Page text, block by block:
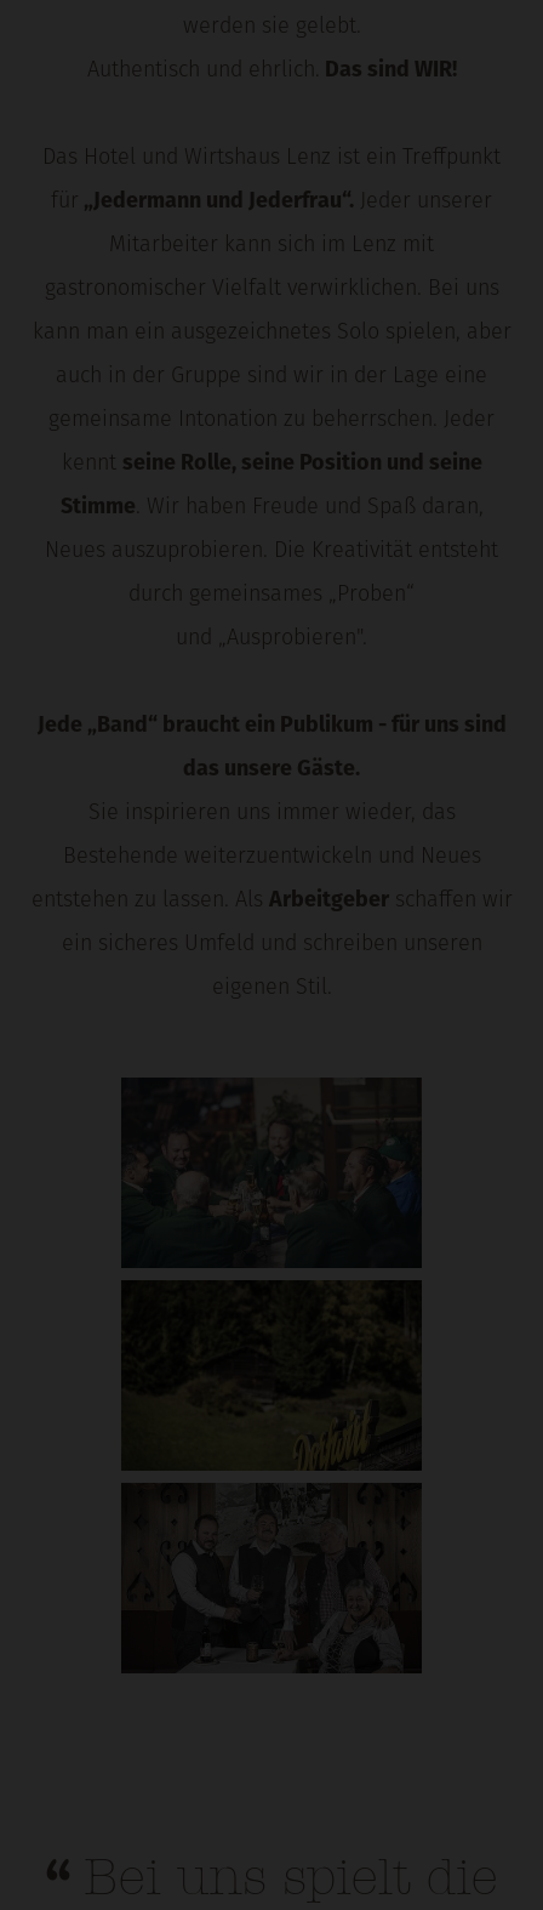
werden sie gelebt.
Authentisch und ehrlich.
Das sind WIR!
Das Hotel und Wirtshaus Lenz ist ein Treffpunkt
für „Jedermann und Jederfrau“. Jeder unserer
Mitarbeiter kann sich im Lenz mit
gastronomischer Vielfalt verwirklichen. Bei uns
kann man ein ausgezeichnetes Solo spielen, aber
auch in der Gruppe sind wir in der Lage eine
gemeinsame Intonation zu beherrschen. Jeder
kennt seine Rolle, seine Position und seine
Stimme . Wir haben Freude und Spaß daran,
Neues auszuprobieren. Die Kreativität entsteht
durch gemeinsames „Proben“
und „Ausprobieren".
Jede „Band“ braucht ein Publikum - für uns sind
das unsere Gäste.
Sie inspirieren uns immer wieder, das
Bestehende weiterzuentwickeln und Neues
entstehen zu lassen. Als Arbeitgeberschaffen wir
ein sicheres Umfeld und schreiben unseren
eigenen Stil.
Bei uns spielt die